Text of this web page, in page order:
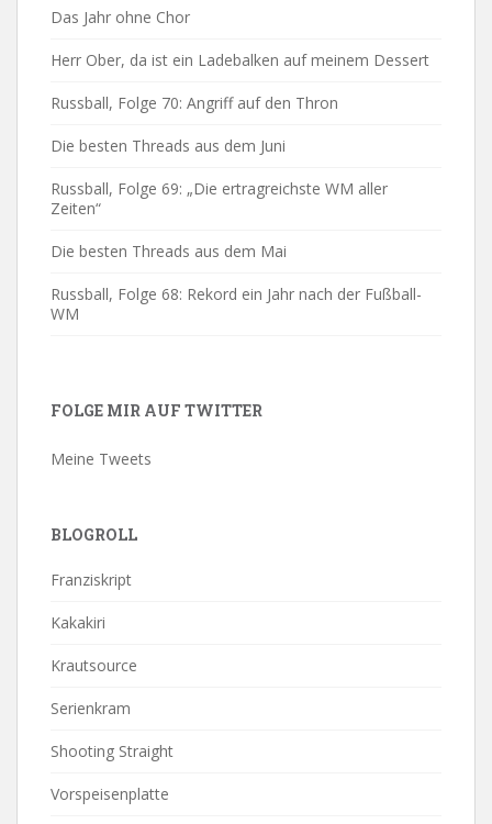
Das Jahr ohne Chor
Herr Ober, da ist ein Ladebalken auf meinem Dessert
Russball, Folge 70: Angriff auf den Thron
Die besten Threads aus dem Juni
Russball, Folge 69: „Die ertragreichste WM aller
Zeiten“
Die besten Threads aus dem Mai
Russball, Folge 68: Rekord ein Jahr nach der Fußball-
WM
FOLGE MIR AUF TWITTER
Meine Tweets
BLOGROLL
Franziskript
Kakakiri
Krautsource
Serienkram
Shooting Straight
Vorspeisenplatte